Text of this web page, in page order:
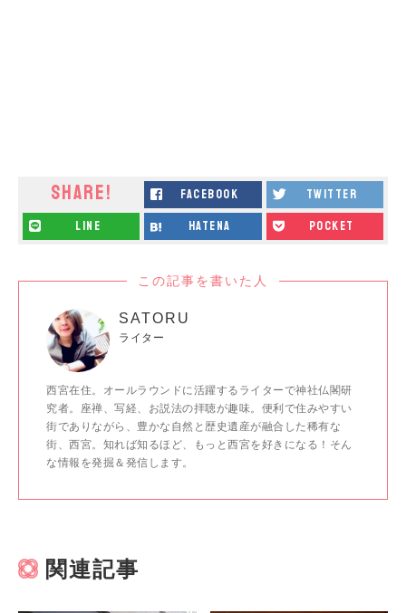
SHARE! facebook twitter
line hatena pocket
この記事を書いた人
SATORU
ライター
西宮在住。オールラウンドに活躍するライターで神社仏閣研
究者。座禅、写経、お説法の拝聴が趣味。便利で住みやすい
街でありながら、豊かな自然と歴史遺産が融合した稀有な
街、西宮。知れば知るほど、もっと西宮を好きになる！そん
な情報を発掘＆発信します。
関連記事